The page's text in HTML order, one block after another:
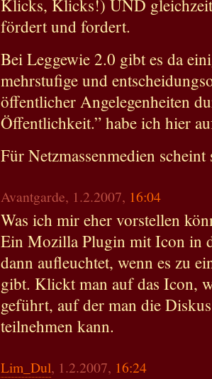
Klicks, Klicks!) UND
fördert und fordert.
Bei Leggewie 2.0 gibt es da
mehrstufige und
öffentlicher Angelegenheiten
Öffentlichkeit.” habe ich hier
Für Netzmassenmedien
Avantgarde, 1.2.2007, 16:04
Was ich mir eher vorstellen
Ein Mozilla Plugin mit Icon in
dann aufleuchtet, wenn es zu
gibt. Klickt man auf das Icon,
geführt, auf der man die
teilnehmen kann.
Lim_Dul, 1.2.2007, 16:24